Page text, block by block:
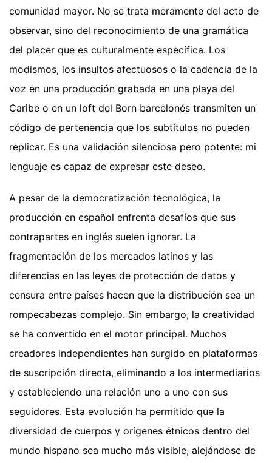
comunidad mayor. No se trata meramente del acto de
observar, sino del reconocimiento de una gramática
del placer que es culturalmente específica. Los
modismos, los insultos afectuosos o la cadencia de la
voz en una producción grabada en una playa del
Caribe o en un loft del Born barcelonés transmiten un
código de pertenencia que los subtítulos no pueden
replicar. Es una validación silenciosa pero potente: mi
lenguaje es capaz de expresar este deseo.
A pesar de la democratización tecnológica, la
producción en español enfrenta desafíos que sus
contrapartes en inglés suelen ignorar. La
fragmentación de los mercados latinos y las
diferencias en las leyes de protección de datos y
censura entre países hacen que la distribución sea un
rompecabezas complejo. Sin embargo, la creatividad
se ha convertido en el motor principal. Muchos
creadores independientes han surgido en plataformas
de suscripción directa, eliminando a los intermediarios
y estableciendo una relación uno a uno con sus
seguidores. Esta evolución ha permitido que la
diversidad de cuerpos y orígenes étnicos dentro del
mundo hispano sea mucho más visible, alejándose de